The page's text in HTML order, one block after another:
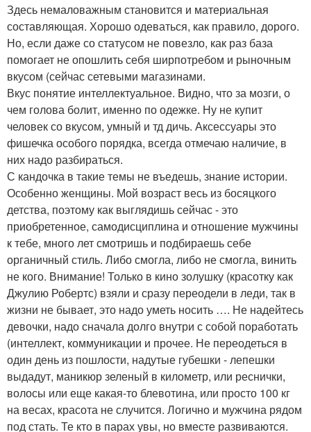
Здесь немаловажным становится и материальная
составляющая. Хорошо одеваться, как правило, дорого.
Но, если даже со статусом не повезло, как раз база
помогает не опошлить себя ширпотребом и рыночным
вкусом (сейчас сетевыми магазинами.
Вкус понятие интеллектуальное. Видно, что за мозги, о
чем голова болит, именно по одежке. Ну не купит
человек со вкусом, умный и тд дичь. Аксессуары это
фишечка особого порядка, всегда отмечаю наличие, в
них надо разбираться.
С кандочка в такие темы не въедешь, знание истории.
Особенно женщины. Мой возраст весь из босяцкого
детства, поэтому как выглядишь сейчас - это
приобретенное, самодисциплина и отношение мужчины
к тебе, много лет смотришь и подбираешь себе
органичный стиль. Либо смогла, либо не смогла, винить
не кого. Внимание! Только в кино золушку (красотку как
Джулию Робертс) взяли и сразу переодели в леди, так в
жизни не бывает, это надо уметь носить …. Не надейтесь
девочки, надо сначала долго внутри с собой поработать
(интеллект, коммуникации и прочее. Не переодеться в
один день из пошлости, надутые губешки - лепешки
выдадут, маникюр зеленый в километр, или реснички,
волосы или еще какая-то блевотина, или просто 100 кг
на весах, красота не случится. Логично и мужчина рядом
под стать. Те кто в парах увы, но вместе развиваются.